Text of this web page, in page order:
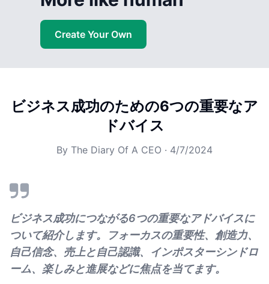
Create Your Own
ビジネス成功のための6つの重要なア
ドバイス
By The Diary Of A CEO · 4/7/2024
ビジネス成功につながる6つの重要なアドバイスに
ついて紹介します。フォーカスの重要性、創造力、
自己信念、売上と自己認識、インポスターシンドロ
ーム、楽しみと進展などに焦点を当てます。